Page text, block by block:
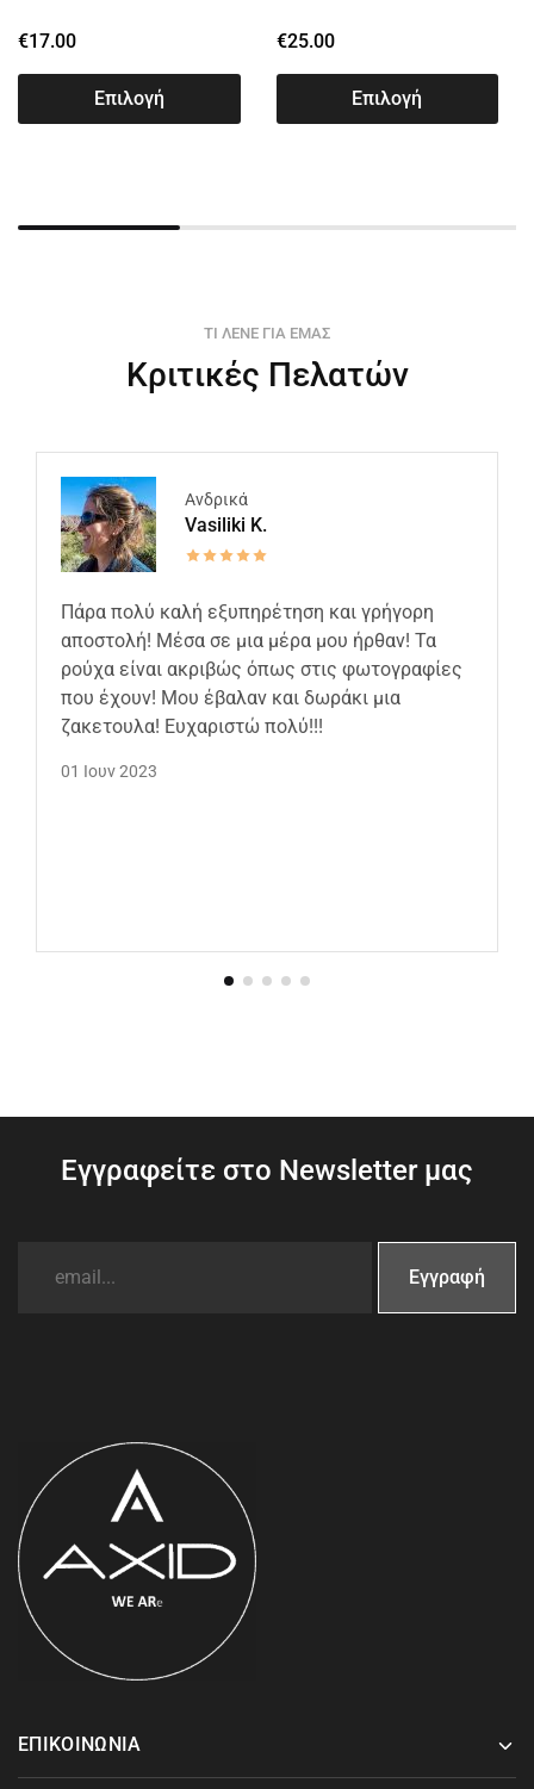
€17.00
Επιλογή
€25.00
Επιλογή
ΤΙ ΛΕΝΕ ΓΙΑ ΕΜΑΣ
Κριτικές Πελατών
Ανδρικά
Vasiliki K.
Πάρα πολύ καλή εξυπηρέτηση και γρήγορη
αποστολή! Μέσα σε μια μέρα μου ήρθαν! Τα
ρούχα είναι ακριβώς όπως στις φωτογραφίες
που έχουν! Μου έβαλαν και δωράκι μια
ζακετουλα! Ευχαριστώ πολύ!!!
01 Ιουν 2023
Εγγραφείτε στο Newsletter μας
ΕΠΙΚΟΙΝΩΝΙΑ